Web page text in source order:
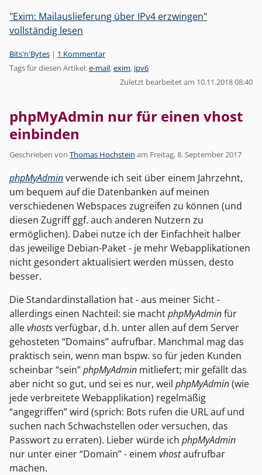
"Exim: Mailauslieferung über IPv4 erzwingen"
vollständig lesen
Kategorien:
Bits'n'Bytes | 1 Kommentar
Tags für diesen Artikel:e-mail,exim, ipv6
Zuletzt bearbeitet am 10.11.2018 08:40
phpMyAdmin nur für einen vhost
einbinden
Geschrieben von Thomas Hochstein am Freitag, 8. September 2017
phpMyAdminverwende ich seit über einem Jahrzehnt,
um bequem auf die Datenbanken auf meinen
verschiedenen Webspaces zugreifen zu können (und
diesen Zugriff ggf. auch anderen Nutzern zu
ermöglichen). Dabei nutze ich der Einfachheit halber
das jeweilige Debian-Paket - je mehr Webapplikationen
nicht gesondert aktualisiert werden müssen, desto
besser.
Die Standardinstallation hat - aus meiner Sicht -
allerdings einen Nachteil: sie machtphpMyAdminfür
allevhostsverfügbar, d.h. unter allen auf dem Server
gehosteten “Domains” aufrufbar. Manchmal mag das
praktisch sein, wenn man bspw. so für jeden Kunden
scheinbar “sein”phpMyAdmin mitliefert; mir gefällt das
aber nicht so gut, und sei es nur, weil phpMyAdmin(wie
jede verbreitete Webapplikation) regelmäßig
“angegriffen” wird (sprich: Bots rufen die URL auf und
suchen nach Schwachstellen oder versuchen, das
Passwort zu erraten). Lieber würde ich phpMyAdmin
nur unter einer “Domain” - einem vhostaufrufbar
machen.